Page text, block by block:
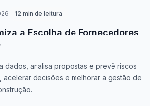
12 min de leitura
a Escolha de Fornecedores
dados, analisa propostas e prevê riscos
acelerar decisões e melhorar a gestão de